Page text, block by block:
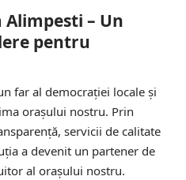
– Un
pentru
far al democrației locale și
orașului nostru. Prin
servicii de calitate
a devenit un partener de
al orașului nostru.